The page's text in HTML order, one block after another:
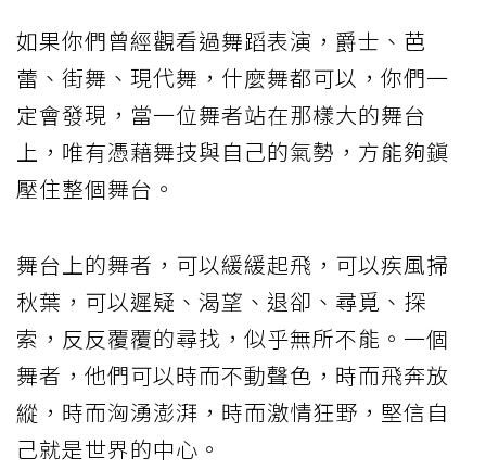
如果你們曾經觀看過舞蹈表演，爵士、芭
蕾、街舞、現代舞，什麼舞都可以，你們一
定會發現，當一位舞者站在那樣大的舞台
上，唯有憑藉舞技與自己的氣勢，方能夠鎭
壓住整個舞台。
舞台上的舞者，可以緩緩起飛，可以疾風掃
秋葉，可以遲疑、渴望、退卻、尋覓、探
索，反反覆覆的尋找，似乎無所不能。一個
舞者，他們可以時而不動聲色，時而飛奔放
縱，時而洶湧澎湃，時而激情狂野，堅信自
己就是世界的中心。